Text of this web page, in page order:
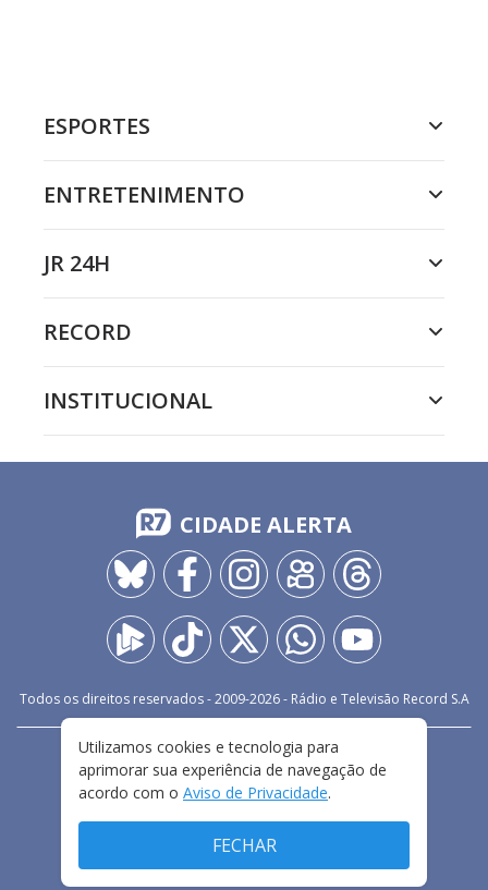
ESPORTES
ENTRETENIMENTO
JR 24H
RECORD
INSTITUCIONAL
CIDADE ALERTA
Todos os direitos reservados - 2009-2026- Rádio e Televisão Record S.A
FALE CONOSCO
PRIVACIDADE
TERMOS E CONDIÇÕES DE USO
Utilizamos cookies e tecnologia para
aprimorar sua experiência de navegação de
acordo com o Aviso de Privacidade.
FECHAR